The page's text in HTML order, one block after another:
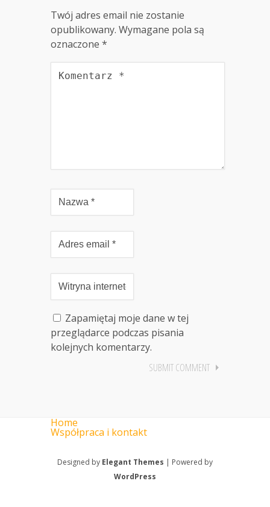
Twój adres email nie zostanie
opublikowany. Wymagane pola są
oznaczone *
Zapamiętaj moje dane w tej
przeglądarce podczas pisania
kolejnych komentarzy.
Home
Współpraca i kontakt
Designed by Elegant Themes | Powered by
WordPress